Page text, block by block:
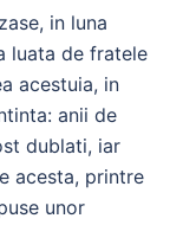
in luna
luata de fratele
acestuia, in
anii de
dublati, iar
acesta, printre
unor